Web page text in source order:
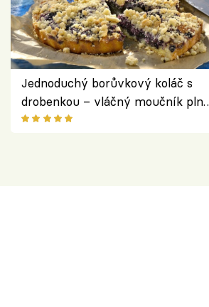
Jednoduchý borůvkový koláč s
drobenkou – vláčný moučník plný
ovoce